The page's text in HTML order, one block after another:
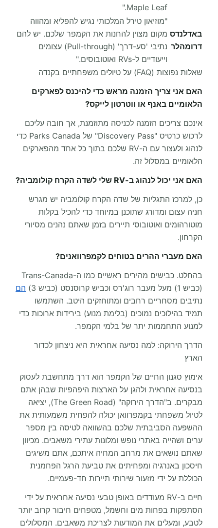
Maple Leaf."
באדלנדס
דרומהלר
"מוזיאון טירל המלכותי נגיש להפליא ומהווה
מקום מצוין להחנות את הקמפר שלכם. יש להם
נתיבי 'סע-דרך' (Pull-through) עצומים
וייעודיים ל-RVs ואוטובוסים."
שאלות נפוצות (FAQ) על טיולים משפחתיים בקנדה
האם אני צריך הזמנה מראש כדי להיכנס לפארקים
הלאומיים באנף או ווטרטון לייקס?
אינכם צריכים הזמנה לכניסה מתוזמנת, אך חובה עליכם
לרכוש כרטיס "Discovery Pass" של Parks Canada כדי
לנהוג ולעצור עם ה-RV שלכם בתוך כל אחד מהפארקים
הלאומיים במסלול זה.
האם אני יכול לנהוג ב-RV שלי לשדה הקרח קולומביה?
כן, למרכז התגליות של שדה הקרח קולומביה יש מגרש
חניה עצום ומדורג שתוכנן במיוחד כדי להכיל בקלות
מוטורהומים ואוטובוסי תיירים בזמן שאתם נהנים מסיורי
הקרחון.
האם מעברי ההרים בטוחים לקמפרוואנים?
בהחלט. כבישים מהירים ראשיים כמו ה-Trans-Canada
(כביש 1) מעל מעבר רוג'רס וכביש קרוסנסט (כביש 3)
הם
נתיבים מסחריים רחבים ומתוחזקים היטב. השתמשו
תמיד בהילוכים נמוכים (בלימת מנוע) בירידות ארוכות כדי
למנוע התחממות יתר של בלמי הקמפר.
הדרך הירוקה: למה נסיעה אחראית היא ניצחון לכדור
הארץ
אימוץ סגנון החיים של הקמפר הוא דרך מתחשבת לעסוק
בנסיעה אחראית ולהגן על הארצות היפהפיות שבהן אתם
מבקרים. ב"הדרך הירוקה" (The Green Road), יציאה
לטיול משפחתי בקמפרוואן יכולה להפחית משמעותית את
ההשפעה הסביבתית שלכם בהשוואה לטיסה בין מספר
ערים ושהייה באתרי נופש ומלונות עתירי משאבים. מכיוון
שאתם נושאים את מרחב המחיה איתכם, אתם משיגים
חיסכון באנרגיה ומפחיתים את טביעת הרגל הפחמנית
הכוללת על ידי מזעור שירותי תיירות חד-פעמיים.
חיים ב-RV מעודדים באופן טבעי נסיעה אחראית על ידי
הסתפקות בפחות מים וחשמל, מטפחים חיבור קרוב יותר
לטבע, ומעלים את המודעות לצריכת משאבים. המסלולים